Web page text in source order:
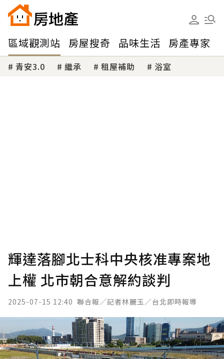
區域觀測站 房屋搜奇 品味生活 房產專家
青安3.0 繼承 租屋補助 浴室
輝達落腳北士科中央核准專案地
上權 北市朝合意解約談判
2025-07-15 12:40 聯合報／記者林麗玉／台北即時報導